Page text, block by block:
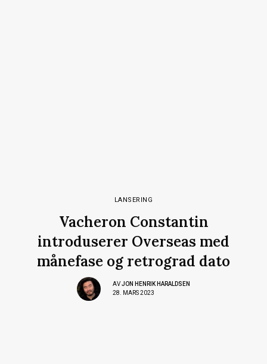
LANSERING
Vacheron Constantin
introduserer Overseas med
månefase og retrograd dato
AVJON HENRIK HARALDSEN
28. MARS 2023